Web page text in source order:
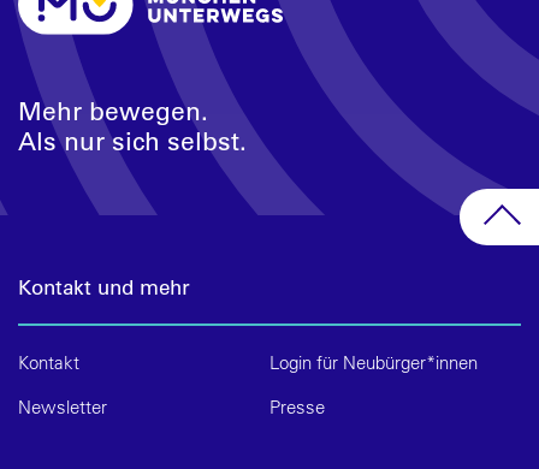
Mehr bewegen.
Als nur sich selbst.
Kontakt und mehr
Kontakt
Login für Neubürger*innen
Newsletter
Presse